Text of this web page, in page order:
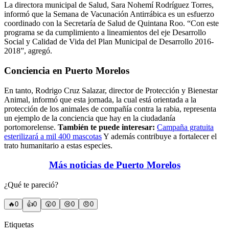
La directora municipal de Salud, Sara Nohemí Rodríguez Torres,
informó que la Semana de Vacunación Antirrábica es un esfuerzo
coordinado con la Secretaría de Salud de Quintana Roo. “Con este
programa se da cumplimiento a lineamientos del eje Desarrollo
Social y Calidad de Vida del Plan Municipal de Desarrollo 2016-
2018”, agregó.
Conciencia en Puerto Morelos
En tanto, Rodrigo Cruz Salazar, director de Protección y Bienestar
Animal, informó que esta jornada, la cual está orientada a la
protección de los animales de compañía contra la rabia, representa
un ejemplo de la conciencia que hay en la ciudadanía
portomorelense. También te puede interesar: Campaña gratuita
esterilizará a mil 400 mascotasY además contribuye a fortalecer el
trato humanitario a estas especies.
Más noticias de Puerto Morelos
¿Qué te pareció?
🔥0 👍0 😲0 😢0 😠0
Etiquetas